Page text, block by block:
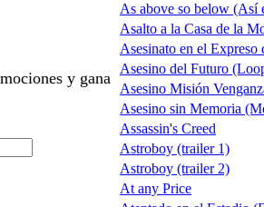
y gana
As above so below (Así
Asalto a la Casa de la
Asesinato en el
Asesino del Futuro
Asesino Misión
Asesino sin Memoria
Assassin's Creed
Astroboy (trailer 1)
Astroboy (trailer 2)
At any Price